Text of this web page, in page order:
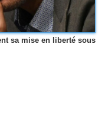
sa mise en liberté sous